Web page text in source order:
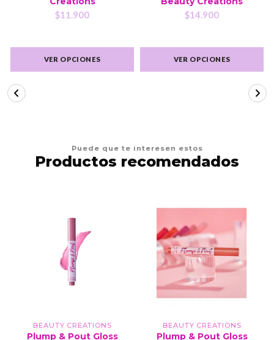
$11.900
VER OPCIONES
$14.900
VER OPCIONES
Puede que te interesen estos
Productos recomendados
BEAUTY CREATIONS
Plump & Pout Gloss
BEAUTY CREATIONS
Plump & Pout Gloss